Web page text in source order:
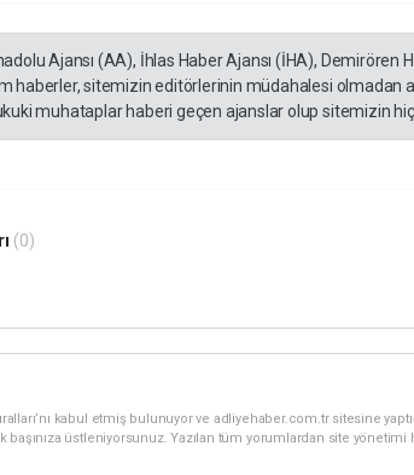
Ajansı (AA), İhlas Haber Ajansı (İHA), Demirören
haberler, sitemizin editörlerinin müdahalesi olmadan
muhataplar haberi geçen ajanslar olup sitemizin
(0)
kabul etmiş bulunuyor ve adliyehaber.com.tr sitesine
başınıza üstleniyorsunuz. Yazılan tüm yorumlardan site